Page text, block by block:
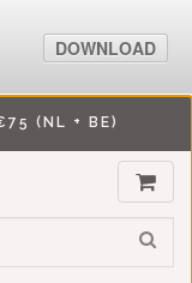
(NL + BE)
DOWNLOAD
DOWNLOAD